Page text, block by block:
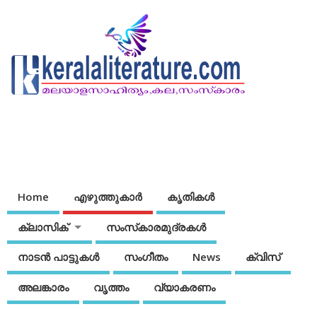
Home എഴുത്തുകാര്‍ കൃതികൾ
ക്ലാസിക് സംസ്‌കാരമുദ്രകള്‍
നാടന്‍ പാട്ടുകള്‍ സംഗീതം News ക്വിസ്
അലങ്കാരം വൃത്തം വ്യാകരണം